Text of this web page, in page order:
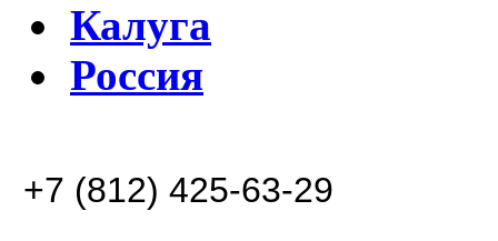
Калуга
Россия
+7 (812) 425-63-29